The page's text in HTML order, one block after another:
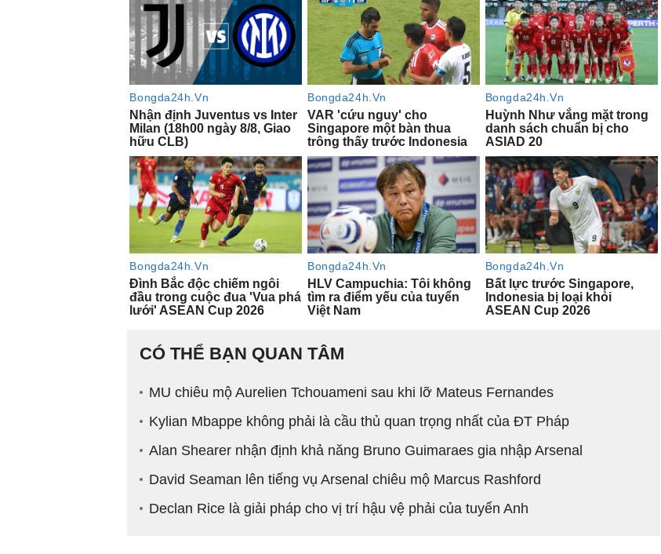
CÓ THỂ BẠN QUAN TÂM
MU chiêu mộ Aurelien Tchouameni sau khi lỡ Mateus Fernandes
Kylian Mbappe không phải là cầu thủ quan trọng nhất của ĐT Pháp
Alan Shearer nhận định khả năng Bruno Guimaraes gia nhập Arsenal
David Seaman lên tiếng vụ Arsenal chiêu mộ Marcus Rashford
Declan Rice là giải pháp cho vị trí hậu vệ phải của tuyển Anh